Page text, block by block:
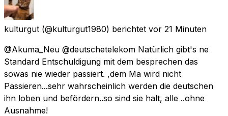
kulturgut (@kulturgut1980) berichtet vor 21 Minuten
@Akuma_Neu @deutschetelekom Natürlich gibt's ne
Standard Entschuldigung mit dem besprechen das
sowas nie wieder passiert. ,dem Ma wird nicht
Passieren...sehr wahrscheinlich werden die deutschen
ihn loben und befördern..so sind sie halt, alle ..ohne
Ausnahme!